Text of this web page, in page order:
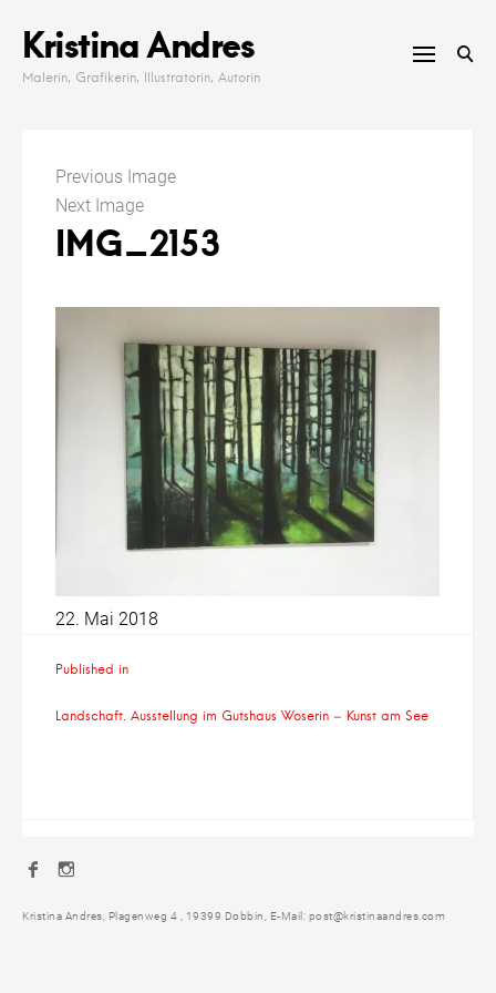
content
Kristina Andres
Malerin, Grafikerin, Illustratorin, Autorin
Previous Image
Next Image
IMG_2153
22. Mai 2018
Published in
Landschaft. Ausstellung im Gutshaus Woserin – Kunst am See
Facebook
Kristina Andres, Plagenweg 4 , 19399 Dobbin, E-Mail: post@kristinaandres.com